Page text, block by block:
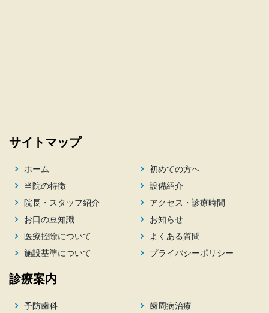
サイトマップ
ホーム
初めての方へ
当院の特徴
設備紹介
院長・スタッフ紹介
アクセス・診療時間
お口の豆知識
お知らせ
医療控除について
よくある質問
施設基準について
プライバシーポリシー
診療案内
予防歯科 歯周病治療